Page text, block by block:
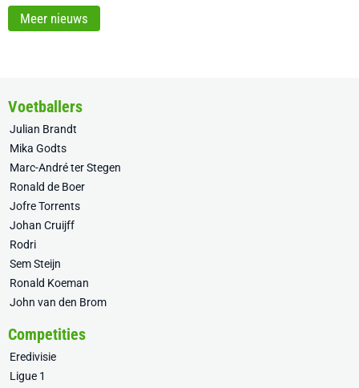
Meer nieuws
Voetballers
Julian Brandt
Mika Godts
Marc-André ter Stegen
Ronald de Boer
Jofre Torrents
Johan Cruijff
Rodri
Sem Steijn
Ronald Koeman
John van den Brom
Competities
Eredivisie
Ligue 1